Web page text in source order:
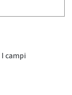
I campi